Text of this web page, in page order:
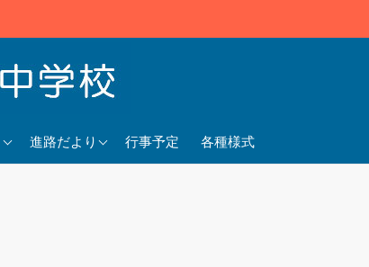
進路だより
2025年度
行事予定 各種様式